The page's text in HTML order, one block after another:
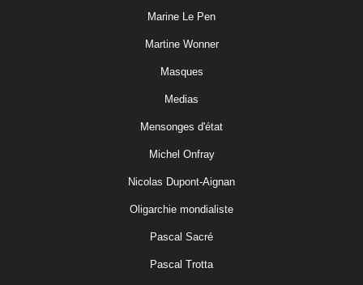
Marine Le Pen
Martine Wonner
Masques
Medias
Mensonges d'état
Michel Onfray
Nicolas Dupont-Aignan
Oligarchie mondialiste
Pascal Sacré
Pascal Trotta